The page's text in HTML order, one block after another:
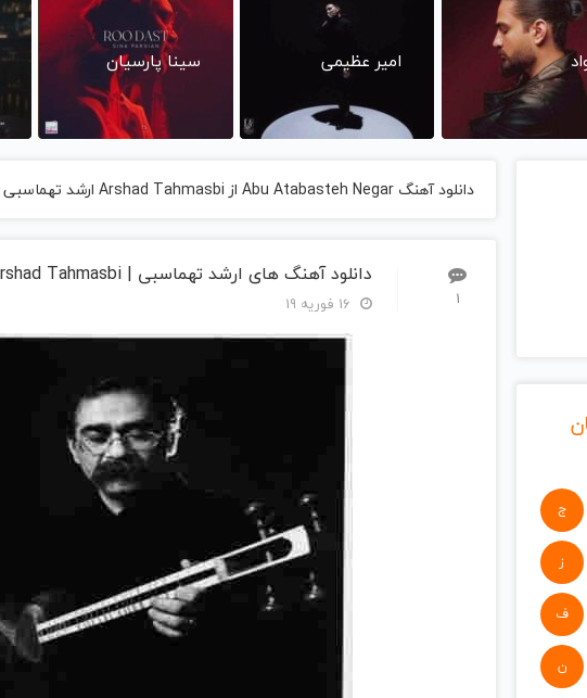
امیر عظیمی سینا پارسیان
ج
ز
ف
ن
دانلود آهنگ Abu Atabasteh Negar از Arshad Tahmasbi ارشد تهماسبی
1
دانلود آهنگ های ارشد تهماسبی | Arshad Tahmasbi